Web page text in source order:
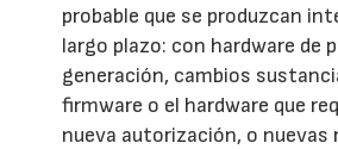
probable que se produzcan
largo plazo: con hardware de
generación, cambios
firmware o el hardware que
nueva autorización, o nuevas